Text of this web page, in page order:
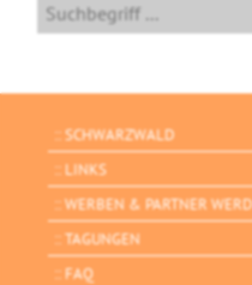
SCHWARZWALD
LINKS
WERBEN & PARTNER
TAGUNGEN
FAQ